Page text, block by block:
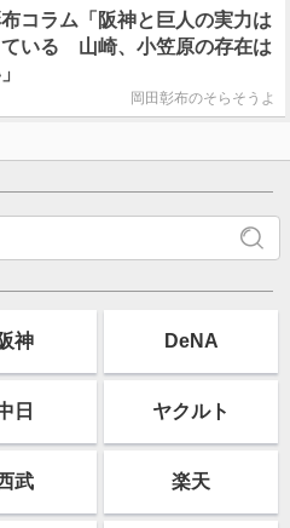
コラム「阪神と巨人の実力は
いる 山崎、小笠原の存在は
岡田彰布のそらそうよ
神 DeNA
日 ヤクルト
武 楽天